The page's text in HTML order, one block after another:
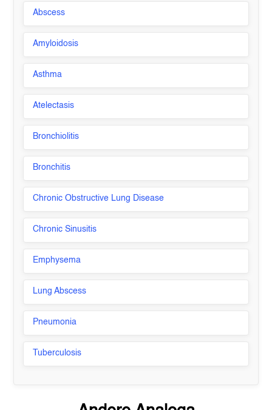
Abscess
Amyloidosis
Asthma
Atelectasis
Bronchiolitis
Bronchitis
Chronic Obstructive Lung Disease
Chronic Sinusitis
Emphysema
Lung Abscess
Pneumonia
Tuberculosis